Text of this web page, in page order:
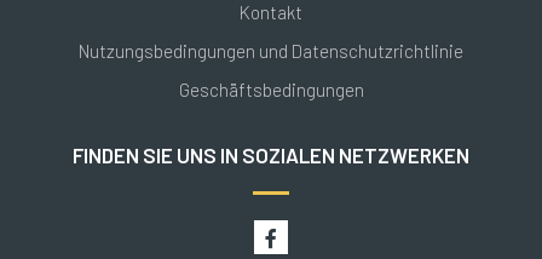
Kontakt
Nutzungsbedingungen und Datenschutzrichtlinie
Geschäftsbedingungen
FINDEN SIE UNS IN SOZIALEN NETZWERKEN